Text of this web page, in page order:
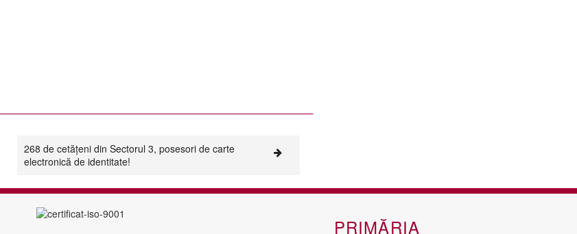
268 de cetățeni din Sectorul 3, posesori de carte
electronică de identitate!
PRIMĂRIA